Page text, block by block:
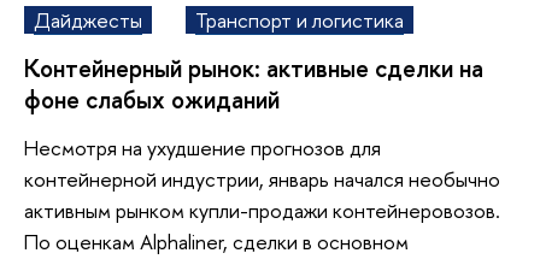
Дайджесты Транспорт и логистика
Контейнерный рынок: активные сделки на
фоне слабых ожиданий
Несмотря на ухудшение прогнозов для
контейнерной индустрии, январь начался необычно
активным рынком купли-продажи контейнеровозов.
По оценкам Alphaliner, сделки в основном